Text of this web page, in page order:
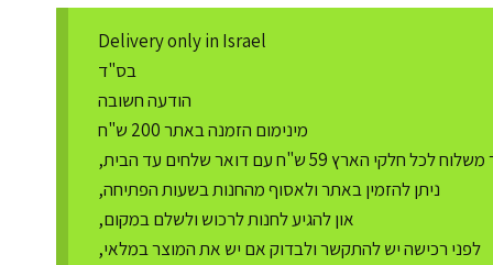
Delivery only in Israel
בס"ד
הודעה חשובה
מינימום הזמנה באתר 200 ש"ח
לכל חלקי הארץ 59 ש"ח עם דואר שלחים עד הבית,
ניתן להזמין באתר ולאסוף מהחנות בשעות הפתיחה,
און להגיע לחנות לרכוש ולשלם במקום,
לפני רכישה יש להתקשר ולבדוק אם יש את המוצר במלאי,